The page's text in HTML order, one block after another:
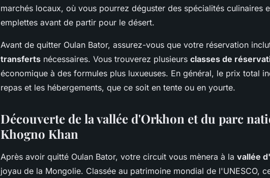
marchés locaux, où vous pourrez déguster des spécialités culinaires
emplettes avant de partir pour le désert.
Avant de quitter Oulan Bator, assurez-vous que votre réservation
transferts nécessaires. Vous trouverez plusieurs classes de
économique à des formules plus luxueuses. En général, le prix total
repas et les hébergements, que ce soit en tente ou en yourte.
Découverte de la vallée d'Orkhon et du parc
Khogno Khan
Après avoir quitté Oulan Bator, votre circuit vous mènera à la vallée
joyau de la Mongolie. Classée au patrimoine mondial de l'UNESCO,